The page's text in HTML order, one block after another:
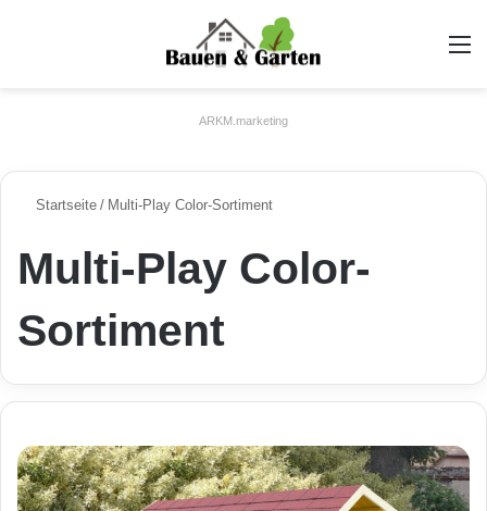
ARKM.marketing
Startseite / Multi-Play Color-Sortiment
Multi-Play Color-
Sortiment